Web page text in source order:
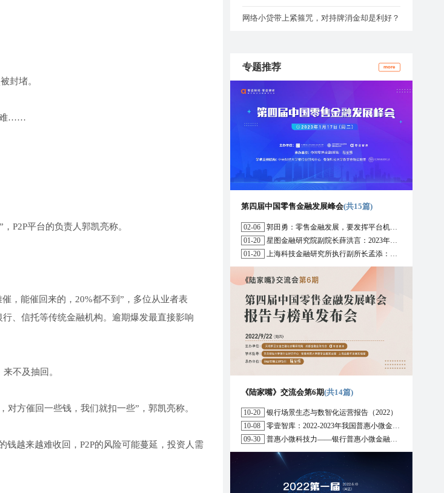
封堵。
难……
P2P平台的负责人郭凯亮称。
，能催回来的，20%都不到”，多位从业者表
、信托等传统金融机构。逾期爆发最直接影响
不及抽回。
方催回一些钱，我们就扣一些”，郭凯亮称。
越来越难收回，P2P的风险可能蔓延，投资人需
网络小贷带上紧箍咒，对持牌消金却是利好？
专题推荐 more
第四届中国零售金融发展峰会(共15篇)
02-06
郭田勇：零售金融发展，要发挥平台机构的作用
01-20
星图金融研究院副院长薛洪言：2023年消费信贷或迎来新起点
01-20
上海科技金融研究所执行副所长孟添：开放银行与嵌入式金融为数字普惠金融带来更大发展空间
《陆家嘴》交流会第6期(共14篇)
10-20
银行场景生态与数智化运营报告（2022）
10-08
零壹智库：2022-2023年我国普惠小微金融十大趋势展望
09-30
普惠小微科技力——银行普惠小微金融战略与科技解决方案研究报告（2022）